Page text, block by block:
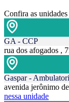
Confira as unidades
GA - CCP
rua dos afogados ,
Gaspar -
avenida jerônimo
nessa unidade